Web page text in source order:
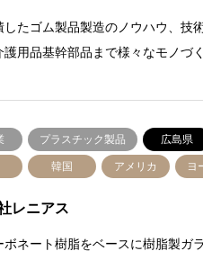
したゴム製品製造のノウハウ、技
護用品基幹部品まで様々なモノづ
プラスチック製品 広島県
韓国 アメリカ ヨ
レニアス
ボネート樹脂をベースに樹脂製ガ